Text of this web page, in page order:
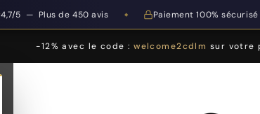
4,7/5 — Plus de 450 avis ◆ Paiement 100% sécurisé
-12% avec le code :welcome2cdlm sur votre